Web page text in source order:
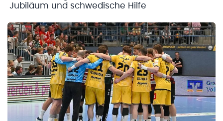
Jubiläum und schwedische Hilfe